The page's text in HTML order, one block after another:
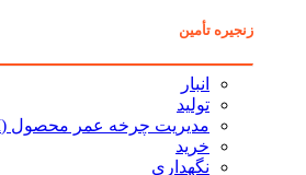
زنجیره تأمین
انبار
تولید
مدیریت چرخه عمر محصول (PLM)
خرید
نگهداری